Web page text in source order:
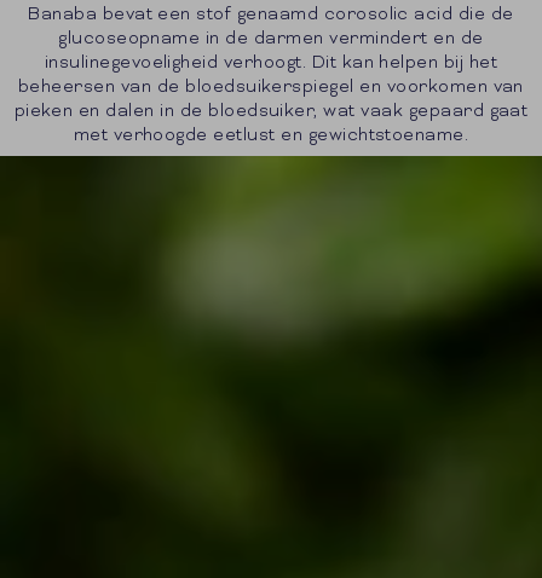
Banaba bevat een stof genaamd corosolic acid die de
glucoseopname in de darmen vermindert en de
insulinegevoeligheid verhoogt. Dit kan helpen bij het
beheersen van de bloedsuikerspiegel en voorkomen van
pieken en dalen in de bloedsuiker, wat vaak gepaard gaat
met verhoogde eetlust en gewichtstoename.